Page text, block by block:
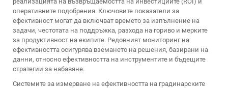
оперативните подобрения. Ключовите показатели за
ефективност могат да включват времето за изпълнение на
задачи, честотата на поддръжка, разхода на гориво и мерките
за продуктивност на екипите. Редовният мониторинг на
ефективността осигурява вземането на решения, базирани на
данни, относно ефективността на инструментите и бъдещите
стратегии за набавяне.
Системите за измерване на ефективността на градинарските